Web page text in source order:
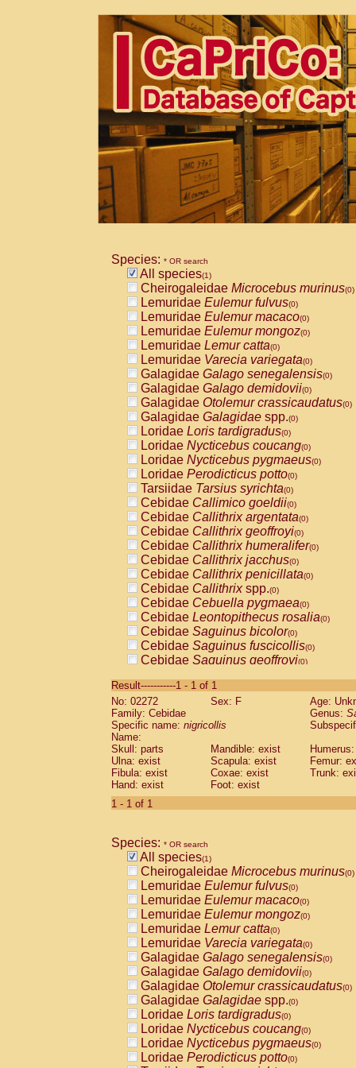
Species: * OR search
All species(1)
Cheirogaleidae Microcebus murinus(0)
Lemuridae Eulemur fulvus(0)
Lemuridae Eulemur macaco(0)
Lemuridae Eulemur mongoz(0)
Lemuridae Lemur catta(0)
Lemuridae Varecia variegata(0)
Galagidae Galago senegalensis(0)
Galagidae Galago demidovii(0)
Galagidae Otolemur crassicaudatus(0)
Galagidae Galagidae spp.(0)
Loridae Loris tardigradus(0)
Loridae Nycticebus coucang(0)
Loridae Nycticebus pygmaeus(0)
Loridae Perodicticus potto(0)
Tarsiidae Tarsius syrichta(0)
Cebidae Callimico goeldii(0)
Cebidae Callithrix argentata(0)
Cebidae Callithrix geoffroyi(0)
Cebidae Callithrix humeralifer(0)
Cebidae Callithrix jacchus(0)
Cebidae Callithrix penicillata(0)
Cebidae Callithrixspp.(0)
Cebidae Cebuella pygmaea(0)
Cebidae Leontopithecus rosalia(0)
Cebidae Saguinus bicolor(0)
Cebidae Saguinus fuscicollis(0)
Cebidae Saguinus geoffroyi(0)
CebidaeSaguinus labiatus(0)
Cebidae Saguinus leucopus (0)
Cebidae
CebidaeSaguinus mystax
Cebidae Saguinus nigricollis (1)
Cebidae Saguinus oedipus
Cebidae Saguinus weddelli
Cebidae Saguinusspp.
Cebidae
CebidaeCebus capucinus
CebidaeCebus nigrivittatus
CebidaeCebus spp.(0)
CebidaeSaimiri boliviensis(0)
CebidaeSaimiri sciureus(0)
AtelidaeAlouatta caraya(0)
AtelidaeAlouatta fusca(0)
AtelidaeAlouatta seniculus(0)
AtelidaeAlouattaspp.(0)
AtelidaeAteles belzebuth(0)
AtelidaeAteles geoffroyi(0)
AtelidaeAteles paniscus(0)
AtelidaeAtelesspp.(0)
AtelidaeLagothrix lagothricha(0)
AtelidaeLagothrix lagothricha cana
PitheciidaeCacajao calvus
Result-----------1 - 1 of 1
No: 02272
Sex: F
Age:
Family: Cebidae
Genus:
Specific name: nigricollis
Name:
Skull: parts
Mandible: exist
Ulna: exist
Scapula: exist
Femur:
Fibula: exist
Coxae: exist
Trunk:
Hand: exist
Foot: exist
1 - 1 of 1
Species: * OR search
All species(1)
Cheirogaleidae Microcebus murinus(0)
Lemuridae Eulemur fulvus(0)
Lemuridae Eulemur macaco(0)
Lemuridae Eulemur mongoz(0)
Lemuridae Lemur catta(0)
Lemuridae Varecia variegata(0)
Galagidae Galago senegalensis(0)
Galagidae Galago demidovii(0)
Galagidae Otolemur crassicaudatus(0)
Galagidae Galagidae spp.(0)
Loridae Loris tardigradus(0)
Loridae Nycticebus coucang(0)
Loridae Nycticebus pygmaeus(0)
Loridae Perodicticus potto(0)